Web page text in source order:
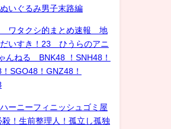
いぐるみ男子末路編
ワタクシ的まとめ速報 地
いすき！23 ひうらのアニ
んねる BNK48 ！SNH48！
SGO48！GNZ48！
ーニーフィニッシュゴミ屋
！生前整理人！孤立し孤独